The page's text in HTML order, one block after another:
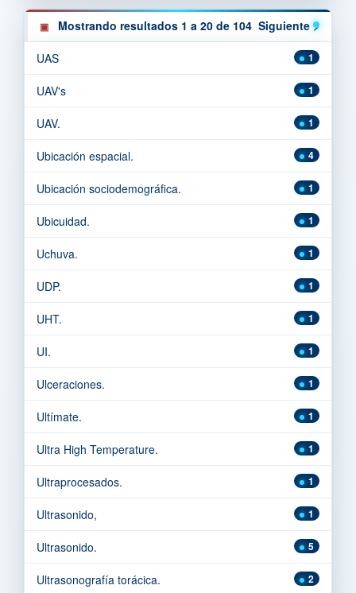
Mostrando resultados 1 a 20 de 104 Siguiente >
UAS 1
UAV's 1
UAV. 1
Ubicación espacial. 4
Ubicación sociodemográfica. 1
Ubicuidad. 1
Uchuva. 1
UDP. 1
UHT. 1
UI. 1
Ulceraciones. 1
Ultímate. 1
Ultra High Temperature. 1
Ultraprocesados. 1
Ultrasonido, 1
Ultrasonido. 5
Ultrasonografía torácica. 2